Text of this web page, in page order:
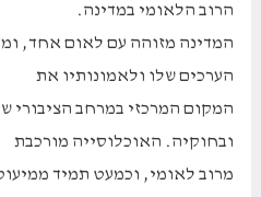
הרוב הלאומי במדינה.
המדינה מזוהה עם לאום אחד,
הערכים שלו ולאמונותיו את
המקום המרכזי במרחב הציבורי
ובחוקיה. האוכלוסייה מורכבת
מרוב לאומי, וכמעט תמיד